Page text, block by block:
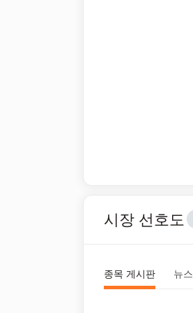
시장 선호도
종목 게시판 뉴스